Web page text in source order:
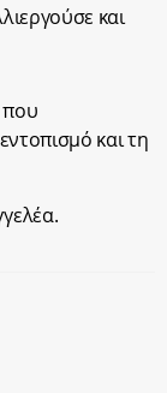
και
που
και τη